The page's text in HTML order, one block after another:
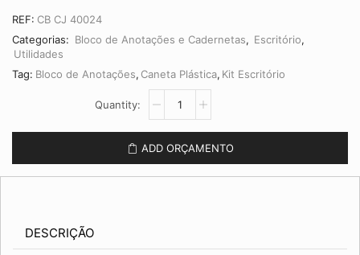
REF: CB CJ 40024
Categorias: Bloco de Anotações e Cadernetas, Escritório,
Utilidades
Tag: Bloco de Anotações, Caneta Plástica, Kit Escritório
Escritório
CB
ADD ORÇAMENTO
DESCRIÇÃO